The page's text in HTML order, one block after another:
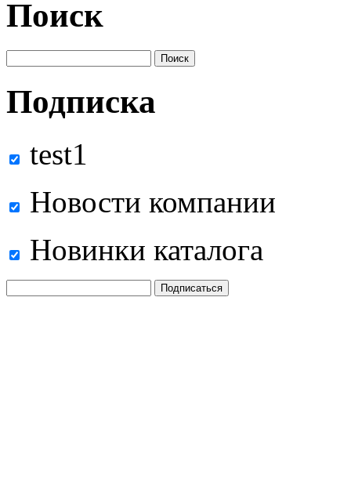
Поиск
Подписка
test1
Новости компании
Новинки каталога